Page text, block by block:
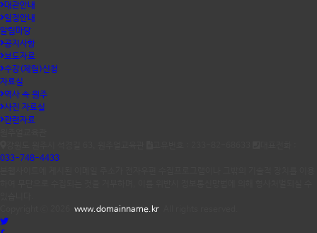
대관안내
일정안내
알림마당
공지사항
보도자료
수강(체험)신청
자료실
역사 속 원주
사진 자료실
관련자료
033-748-4433
www.domainname.kr